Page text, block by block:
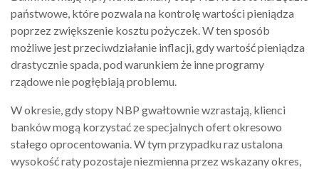
państwowe, które pozwala na kontrolę wartości pieniądza
poprzez zwiększenie kosztu pożyczek. W ten sposób
możliwe jest przeciwdziałanie inflacji, gdy wartość pieniądza
drastycznie spada, pod warunkiem że inne programy
rządowe nie pogłębiają problemu.
W okresie, gdy stopy NBP gwałtownie wzrastają, klienci
banków mogą korzystać ze specjalnych ofert okresowo
stałego oprocentowania. W tym przypadku raz ustalona
wysokość raty pozostaje niezmienna przez wskazany okres,